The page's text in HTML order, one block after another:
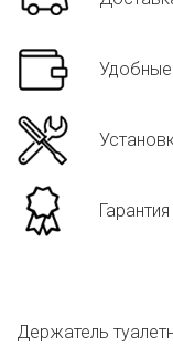
Держатель